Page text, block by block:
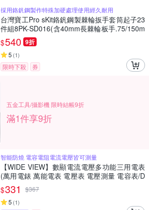
採用鉻釩鋼製作特殊加硬處理使用經久耐用
台灣寶工Pro sKit鉻釩鋼製棘輪扳手套筒起子23
件組8PK-SD016(含40mm長棘輪板手.75/150m
m長短延長桿和18個套筒)
$540 9折
5 (1)
限時下殺 券
五金工具/攝影機 限時結帳9折
滿1件享9折
智能防燒 電容電阻電流電壓皆可測量
【WIDE VIEW】數顯電流電壓多功能三用電表
(萬用電錶 萬能電表 電壓表 電壓測量 電容表/D
T9205A)
$331 $367
5 (1)